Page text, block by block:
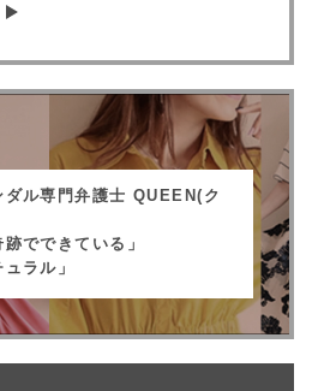
ダル専門弁護士 QUEEN(ク
でできている」
ラル」